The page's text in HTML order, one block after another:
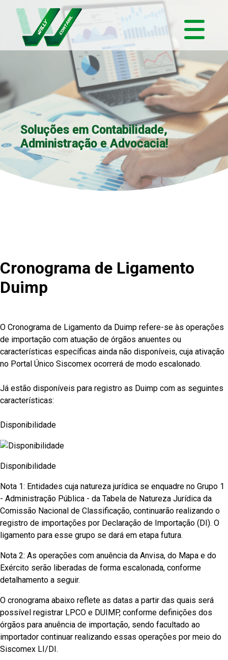
Soluções em Contabilidade,
Administração e Advocacia!
Cronograma de Ligamento
Duimp
O Cronograma de Ligamento da Duimp refere-se às operações
de importação com atuação de órgãos anuentes ou
características específicas ainda não disponíveis, cuja ativação
no Portal Único Siscomex ocorrerá de modo escalonado.
Já estão disponíveis para registro as Duimp com as seguintes
características:
Disponibilidade
Disponibilidade
Nota 1: Entidades cuja natureza jurídica se enquadre no Grupo 1
- Administração Pública - da Tabela de Natureza Jurídica da
Comissão Nacional de Classificação, continuarão realizando o
registro de importações por Declaração de Importação (DI). O
ligamento para esse grupo se dará em etapa futura.
Nota 2: As operações com anuência da Anvisa, do Mapa e do
Exército serão liberadas de forma escalonada, conforme
detalhamento a seguir.
O cronograma abaixo reflete as datas a partir das quais será
possível registrar LPCO e DUIMP, conforme definições dos
órgãos para anuência de importação, sendo facultado ao
importador continuar realizando essas operações por meio do
Siscomex LI/DI.